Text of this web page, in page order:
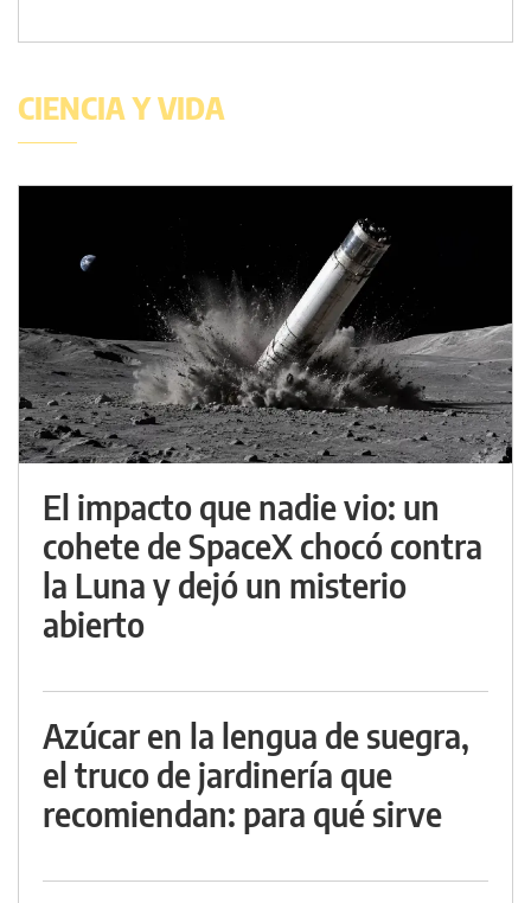
CIENCIA Y VIDA
El impacto que nadie vio: un
cohete de SpaceX chocó contra
la Luna y dejó un misterio
abierto
Azúcar en la lengua de suegra,
el truco de jardinería que
recomiendan: para qué sirve